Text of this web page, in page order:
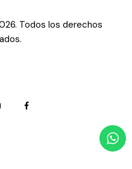
Todos los derechos